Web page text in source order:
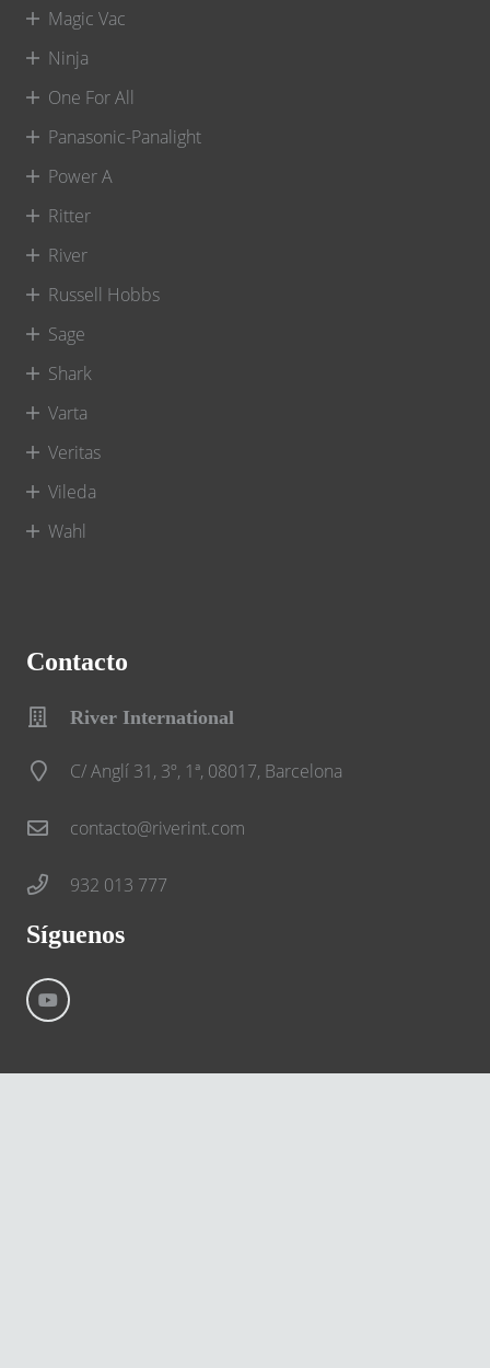
Magic Vac
Ninja
One For All
Panasonic-Panalight
Power A
Ritter
River
Russell Hobbs
Sage
Shark
Varta
Veritas
Vileda
Wahl
Contacto
River International
C/ Anglí 31, 3º, 1ª, 08017, Barcelona
contacto@riverint.com
932 013 777
Síguenos